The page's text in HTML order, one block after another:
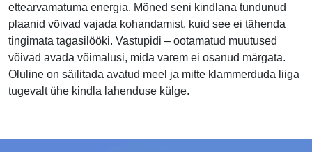
ettearvamatuma energia. Mõned seni kindlana tundunud
plaanid võivad vajada kohandamist, kuid see ei tähenda
tingimata tagasilööki. Vastupidi – ootamatud muutused
võivad avada võimalusi, mida varem ei osanud märgata.
Oluline on säilitada avatud meel ja mitte klammerduda liiga
tugevalt ühe kindla lahenduse külge.